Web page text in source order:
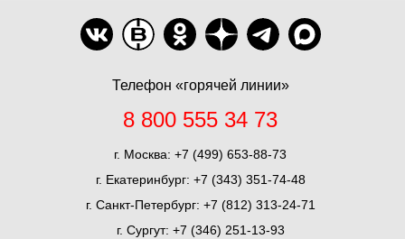
Телефон «горячей линии»
8 800 555 34 73
г. Москва: +7 (499) 653-88-73
г. Екатеринбург: +7 (343) 351-74-48
г. Санкт-Петербург: +7 (812) 313-24-71
г. Сургут: +7 (346) 251-13-93